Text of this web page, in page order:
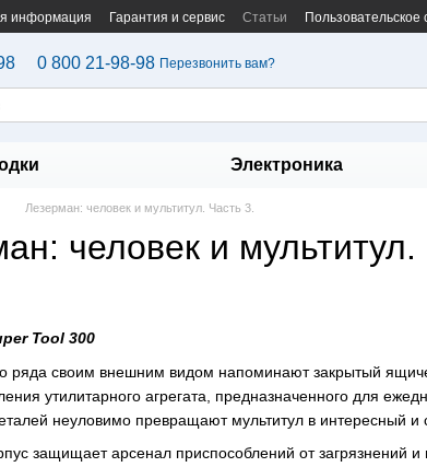
информация Гарантия и сервис Статьи Пользовательское
0 800 21-98-98 Перезвонить вам?
Электроника
Лезерман: человек и мультитул. Часть 3.
человек и мультитул.
Tool 300
ряда своим внешним видом напоминают закрытый
утилитарного агрегата, предназначенного для
неуловимо превращают мультитул в интересный и
защищает арсенал приспособлений от загрязнений